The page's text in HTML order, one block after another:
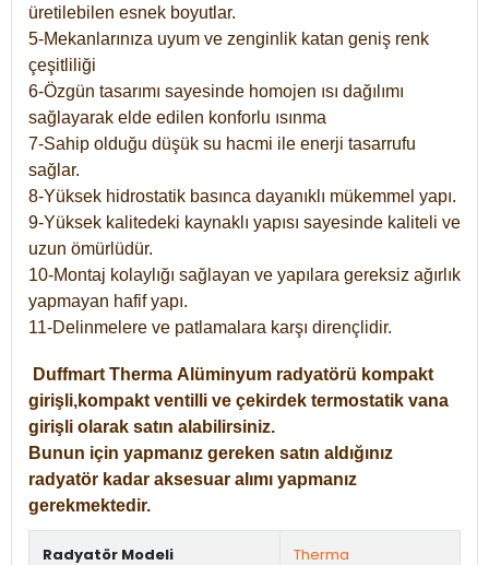
üretilebilen esnek boyutlar.
5-Mekanlarınıza uyum ve zenginlik katan geniş renk
çeşitliliği
6-Özgün tasarımı sayesinde homojen ısı dağılımı
sağlayarak elde edilen konforlu ısınma
7-Sahip olduğu düşük su hacmi ile enerji tasarrufu
sağlar.
8-Yüksek hidrostatik basınca dayanıklı mükemmel yapı.
9-Yüksek kalitedeki kaynaklı yapısı sayesinde kaliteli ve
uzun ömürlüdür.
10-Montaj kolaylığı sağlayan ve yapılara gereksiz ağırlık
yapmayan hafif yapı.
11-Delinmelere ve patlamalara karşı dirençlidir.
Duffmart Therma Alüminyum radyatörü kompakt
girişli,kompakt ventilli ve çekirdek termostatik vana
girişli olarak satın alabilirsiniz.
Bunun için yapmanız gereken satın aldığınız
radyatör kadar aksesuar alımı yapmanız
gerekmektedir.
Radyatör Modeli Therma